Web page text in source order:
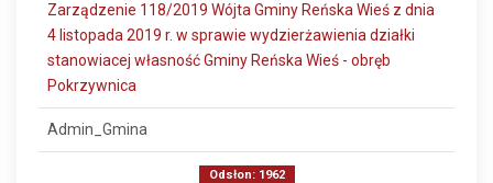
Zarządzenie 118/2019 Wójta Gminy Reńska Wieś z dnia
4 listopada 2019 r. w sprawie wydzierżawienia działki
stanowiacej własność Gminy Reńska Wieś - obręb
Pokrzywnica
Admin_Gmina
Odsłon: 1962